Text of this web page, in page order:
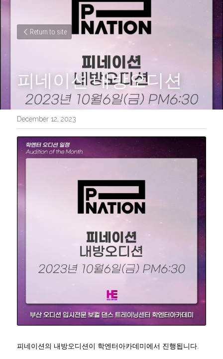
Return to site
피네이션 내방오디션
December 12, 2023
피네이션의 내방오디션이 학엔터아카데미에서 진행됩니다.